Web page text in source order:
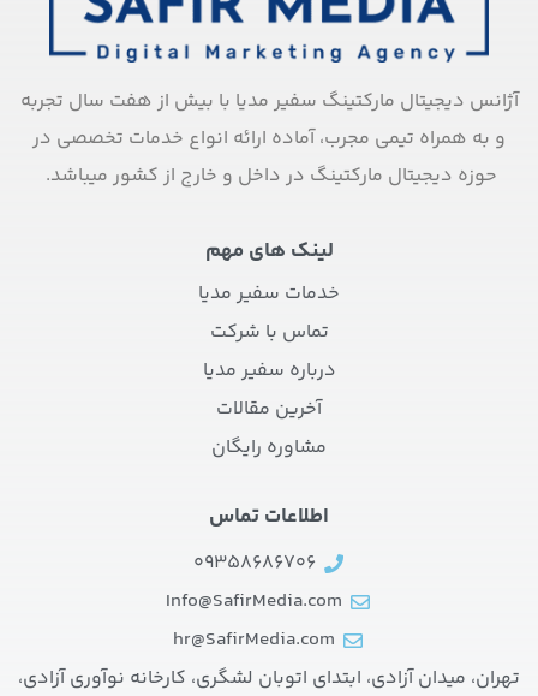
آژانس دیجیتال مارکتینگ سفیر مدیا با بیش از هفت سال تجربه
و به همراه تیمی مجرب، آماده ارائه انواع خدمات تخصصی در
حوزه دیجیتال مارکتینگ در داخل و خارج از کشور میباشد.
لینک های مهم
خدمات سفیر مدیا
تماس با شرکت
درباره سفیر مدیا
آخرین مقالات
مشاوره رایگان
اطلاعات تماس
09358686706
Info@SafirMedia.com
hr@SafirMedia.com
تهران، میدان آزادی، ابتدای اتوبان لشگری، کارخانه نوآوری آزادی،